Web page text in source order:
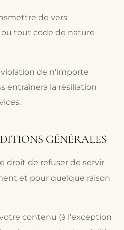
de vers
tout code de nature
de n’importe
entraînera la résiliation
GÉNÉRALES
droit de refuser de servir
et pour quelque raison
contenu (à l’exception